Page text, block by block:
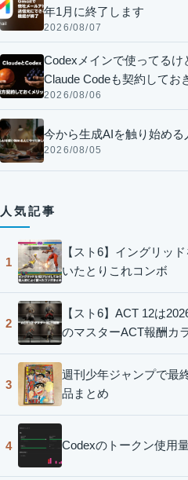
年1月に終了します
2026/08/07
Codexメインで使ってる
Claude Codeも契約してお
2026/08/06
今から生成AIを触り始め
2026/08/05
人気記事
1
【スト6】イングリッ
いたとりこれコンボ
2
【スト6】ACT 12は
のマスターACT報酬カ
3
週刊少年ジャンプで最
品まとめ
4 Codexのトークン使用